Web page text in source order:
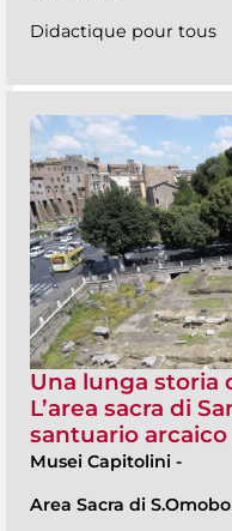
Didactique pour tous
Una lunga storia
L’area sacra di
santuario arcaico
Musei Capitolini -
Area Sacra di